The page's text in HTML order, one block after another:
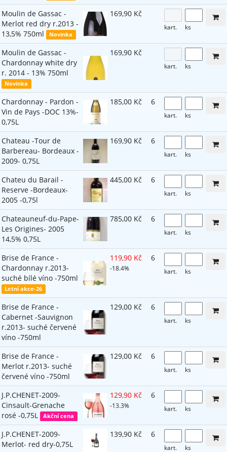
Moulin de Gassac -
Merlot red dry r.2013 -
13,5% 750ml
Novinka
169,90 Kč
kart. ks
Moulin de Gassac -
Chardonnay white dry
r. 2014 - 13% 750ml
Novinka
169,90 Kč
kart. ks
Chardonnay - Pardon -
Vin de Pays -DOC 13%-
0,75L
185,00 Kč 6
kart. ks
Chateau -Tour de
Barbereau- Bordeaux -
2009- 0,75L
169,90 Kč 6
kart. ks
Chateu du Barail -
Reserve -Bordeaux-
2005 -0,75l
445,00 Kč 6
kart. ks
Chateauneuf-du-Pape-
Les Origines- 2005
14,5% 0,75L
785,00 Kč 6
kart. ks
Brise de France -
Chardonnay r.2013-
suché bílé víno -750ml
Letní akce-26
119,90 Kč
-18.4%
6
kart. ks
Brise de France -
Cabernet -Sauvignon
r.2013- suché červené
víno -750ml
129,00 Kč 6
kart. ks
Brise de France -
Merlot r.2013- suché
červené víno -750ml
129,00 Kč 6
kart. ks
J.P.CHENET-2009-
Cinsault-Grenache
rosé -0,75L
Akční cena
129,90 Kč
-13.3%
6
kart. ks
J.P.CHENET-2009-
Merlot- red dry-0,75L
139,90 Kč 6
kart. ks